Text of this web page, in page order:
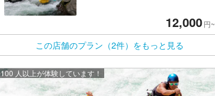
12,000円~
この店舗のプラン（2件）をもっと見る
100 人以上が体験しています！